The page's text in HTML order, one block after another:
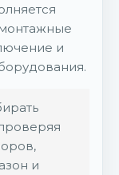
и
и